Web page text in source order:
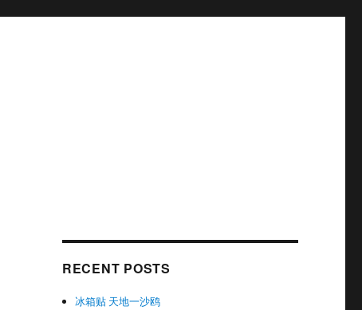
RECENT POSTS
冰箱贴 天地一沙鸥